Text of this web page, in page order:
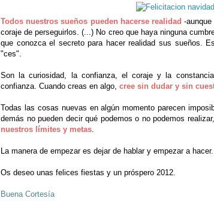
Todos nuestros sueños pueden hacerse realidad -
coraje de perseguirlos. (...) No creo que haya ninguna
que conozca el secreto para hacer realidad sus sueños.
"ces".
Son la curiosidad, la confianza, el coraje y la
confianza. Cuando creas en algo, cree sin dudar y sin
Todas las cosas nuevas en algún momento parecen
demás no pueden decir qué podemos o no podemos
nuestros límites y metas
La manera de empezar es dejar de hablar y empezar a hacer.
Os deseo unas felices fiestas y un próspero 2012.
Buena Cortesía